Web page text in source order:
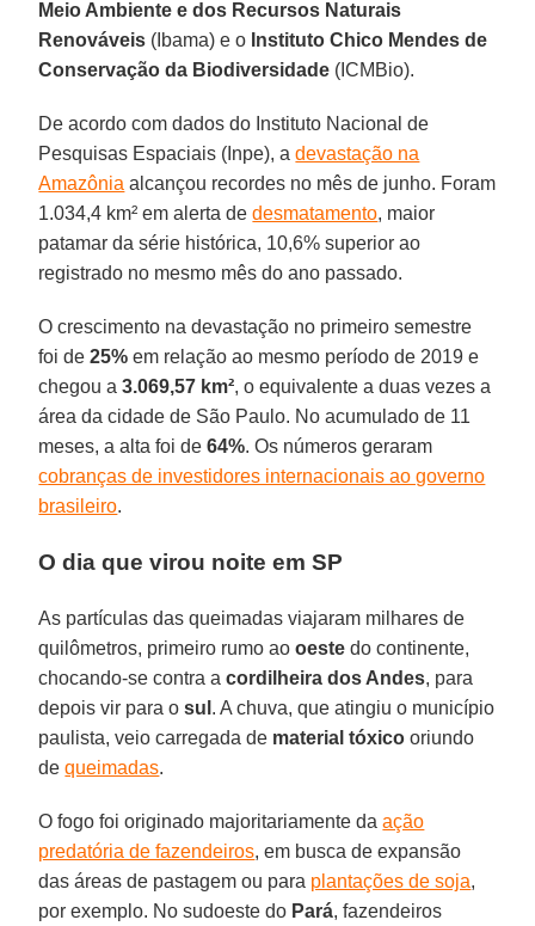
Meio Ambiente e dos Recursos Naturais
Renováveis (Ibama) e o Instituto Chico Mendes de
Conservação da Biodiversidade (ICMBio).
De acordo com dados do Instituto Nacional de
Pesquisas Espaciais (Inpe), adevastação na
Amazônia alcançou recordes no mês de junho. Foram
1.034,4 km² em alerta dedesmatamento, maior
patamar da série histórica, 10,6% superior ao
registrado no mesmo mês do ano passado.
O crescimento na devastação no primeiro semestre
foi de 25% em relação ao mesmo período de 2019 e
chegou a3.069,57 km², o equivalente a duas vezes a
área da cidade de São Paulo. No acumulado de 11
meses, a alta foi de 64%. Os números geraram
cobranças de investidores internacionais ao governo
brasileiro.
O dia que virou noite em SP
As partículas das queimadas viajaram milhares de
quilômetros, primeiro rumo aooeste do continente,
chocando-se contra acordilheira dos Andes, para
depois vir para osul . A chuva, que atingiu o município
paulista, veio carregada de material tóxico oriundo
dequeimadas.
O fogo foi originado majoritariamente daação
predatória de fazendeiros, em busca de expansão
das áreas de pastagem ou para plantações de soja,
por exemplo. No sudoeste do Pará, fazendeiros